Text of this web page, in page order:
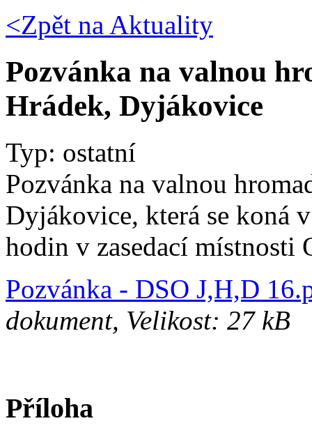
<Zpět na Aktuality
Pozvánka na valnou
Hrádek, Dyjákovice
Typ: ostatní
Pozvánka na valnou
Dyjákovice, která se koná
hodin v zasedací místnosti
Pozvánka - DSO J,H,D
dokument, Velikost: 27 kB
Příloha